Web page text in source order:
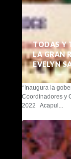
TODAS Y
LA GRAN
EVELYN
*Inaugura la
Coordinadores y
2022 Acapul...